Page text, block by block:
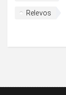
Relevos